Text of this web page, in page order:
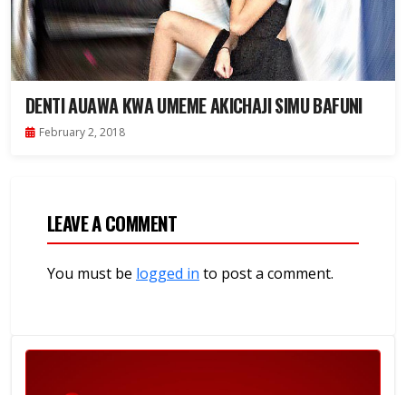
DENTI AUAWA KWA UMEME AKICHAJI SIMU BAFUNI
February 2, 2018
LEAVE A COMMENT
You must be logged in to post a comment.